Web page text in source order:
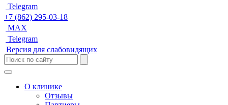
Telegram
+7 (862) 295-03-18
MAX
Telegram
Версия для слабовидящих
О клинике
Отзывы